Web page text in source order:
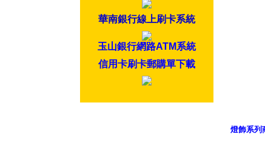
華南銀行線上刷卡系統
玉山銀行網路ATM系統
信用卡刷卡郵購單下載
燈飾系列